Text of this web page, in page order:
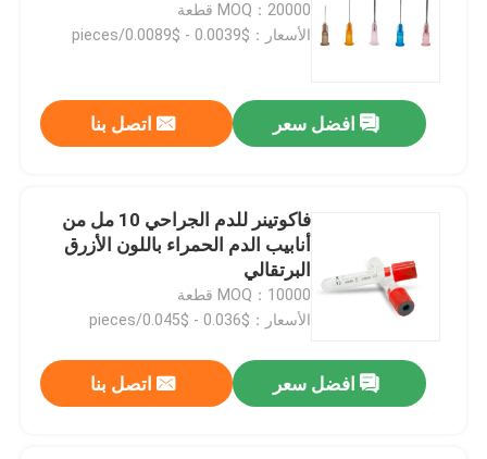
MOQ：20000 قطعة
الأسعار：$0.0039 - $0.0089/pieces
افضل سعر اتصل بنا
فاكوتينر للدم الجراحي 10 مل من
أنابيب الدم الحمراء باللون الأزرق
البرتقالي
MOQ：10000 قطعة
الأسعار：$0.036 - $0.045/pieces
افضل سعر اتصل بنا